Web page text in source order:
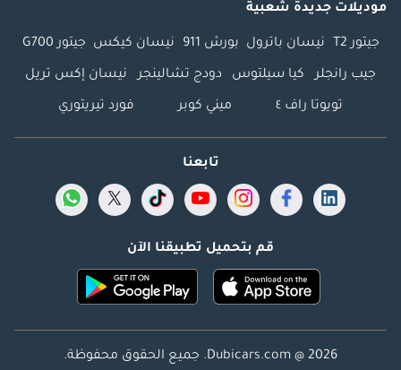
موديلات جديدة شعبية
جيتور T2 نيسان باترول بورش 911 نيسان كيكس جيتور G700
جيب رانجلر كيا سيلتوس دودج تشالينجر نيسان إكس تريل
تويوتا راف ٤ ميني كوبر فورد تيريتوري
تابعنا
قم بتحميل تطبيقنا الآن
Dubicars.com @ 2026. جميع الحقوق محفوظة.